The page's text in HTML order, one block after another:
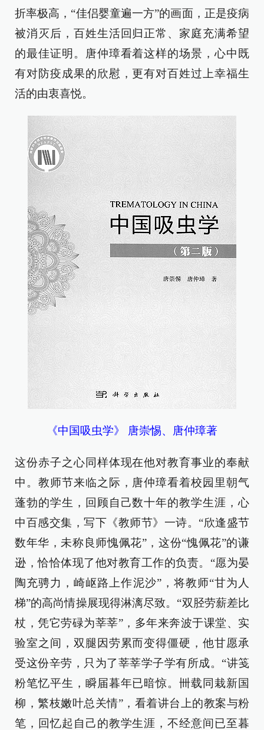
折率极高，“佳侣婴童遍一方”的画面，正是疫病
被消灭后，百姓生活回归正常、家庭充满希望
的最佳证明。唐仲璋看着这样的场景，心中既
有对防疫成果的欣慰，更有对百姓过上幸福生
活的由衷喜悦。
《中国吸虫学》 唐崇惕、唐仲璋著
这份赤子之心同样体现在他对教育事业的奉献
中。教师节来临之际，唐仲璋看着校园里朝气
蓬勃的学生，回顾自己数十年的教学生涯，心
中百感交集，写下《教师节》一诗。“欣逢盛节
数年华，未称良师愧佩花”，这份“愧佩花”的谦
逊，恰恰体现了他对教育工作的负责。“愿为晏
陶充骋力，崎岖路上作泥沙”，将教师“甘为人
梯”的高尚情操展现得淋漓尽致。“双胫劳薪差比
杖，凭它劳碌为莘莘”，多年来奔波于课堂、实
验室之间，双腿因劳累而变得僵硬，他甘愿承
受这份辛劳，只为了莘莘学子学有所成。“讲笺
粉笔忆平生，瞬届暮年已暗惊。卌载同栽新国
柳，繁枝嫩叶总关情”，看着讲台上的教案与粉
笔，回忆起自己的教学生涯，不经意间已至暮